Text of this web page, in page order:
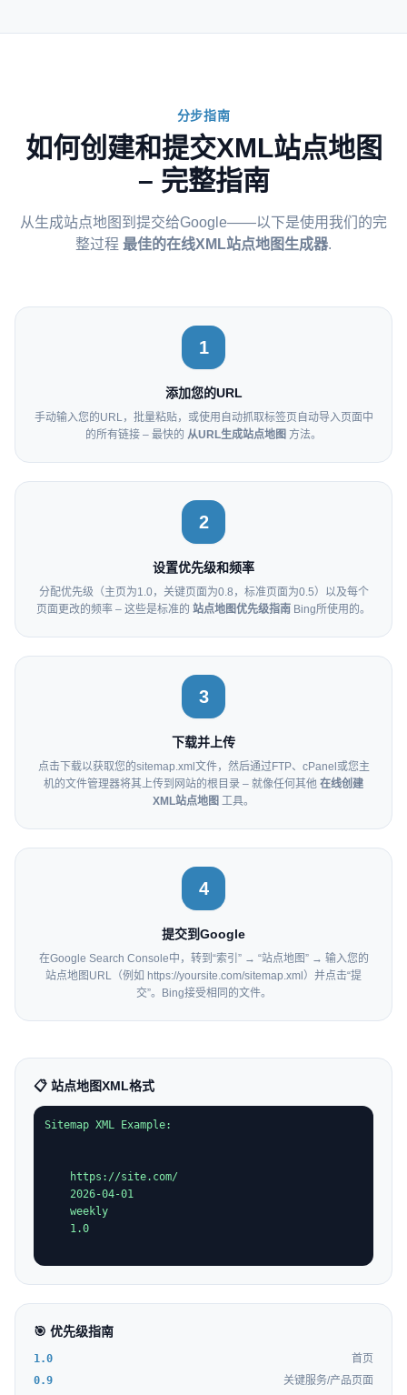
分步指南
如何创建和提交XML站点地图
– 完整指南
从生成站点地图到提交给Google——以下是使用我们的完
整过程 最佳的在线XML站点地图生成器.
1
添加您的URL
手动输入您的URL，批量粘贴，或使用自动抓取标签页自动导入页面中
的所有链接 – 最快的 从URL生成站点地图 方法。
2
设置优先级和频率
分配优先级（主页为1.0，关键页面为0.8，标准页面为0.5）以及每个
页面更改的频率 – 这些是标准的 站点地图优先级指南 Bing所使用的。
3
下载并上传
点击下载以获取您的sitemap.xml文件，然后通过FTP、cPanel或您主
机的文件管理器将其上传到网站的根目录 – 就像任何其他 在线创建
XML站点地图 工具。
4
提交到Google
在Google Search Console中，转到“索引” → “站点地图” → 输入您的
站点地图URL（例如 https://yoursite.com/sitemap.xml）并点击“提
交”。Bing接受相同的文件。
📋 站点地图XML格式
https://site.com/
2026-04-01
weekly
1.0
🎯 优先级指南
1.0
首页
0.9
关键服务/产品页面